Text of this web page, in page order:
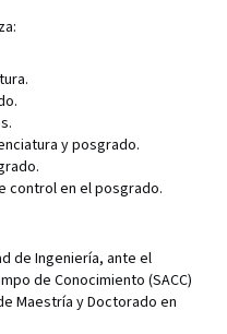
y posgrado.
control en el posgrado.
de Ingeniería, ante el
de Conocimiento (SACC)
Maestría y Doctorado en